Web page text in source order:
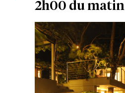
2h00 du matin